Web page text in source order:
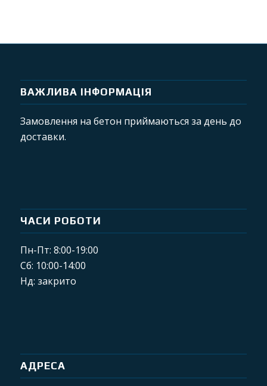
ВАЖЛИВА ІНФОРМАЦІЯ
Замовлення на бетон приймаються за день до
доставки.
ЧАСИ РОБОТИ
Пн-Пт: 8:00-19:00
Сб: 10:00-14:00
Нд: закрито
АДРЕСА